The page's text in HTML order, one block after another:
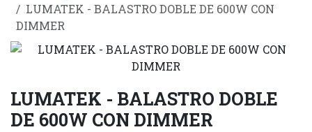
LUMATEK - BALASTRO DOBLE DE 600W CON
DIMMER
LUMATEK - BALASTRO DOBLE
DE 600W CON DIMMER